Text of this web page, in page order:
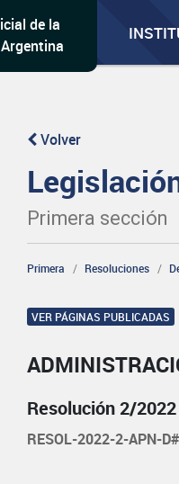
de la
Volver
Primera sección
Primera Resoluciones
VER PÁGINAS PUBLICADAS
Resolución 2/2022
RESOL-2022-2-APN-